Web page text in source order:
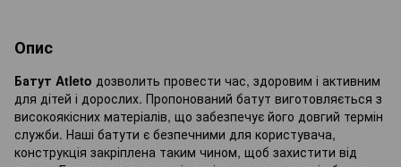
Опис
Батут Atleto дозволить провести час, здоровим і активним
для дітей і дорослих. Пропонований батут виготовляється з
високоякісних матеріалів, що забезпечує його довгий термін
служби. Наші батути є безпечними для користувача,
конструкція закріплена таким чином, щоб захистити від